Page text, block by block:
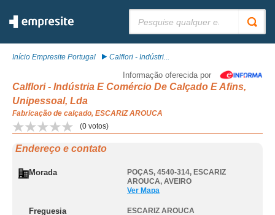
Início Empresite Portugal Calflori - Indústri...
Informação oferecida por
Calflori - Indústria E Comércio De Calçado E Afins,
Unipessoal, Lda
Fabricação de calçado, ESCARIZ AROUCA
(0 votos)
Endereço e contato
Morada POÇAS, 4540-314, ESCARIZ
AROUCA, AVEIRO
Ver Mapa
Freguesia ESCARIZ AROUCA